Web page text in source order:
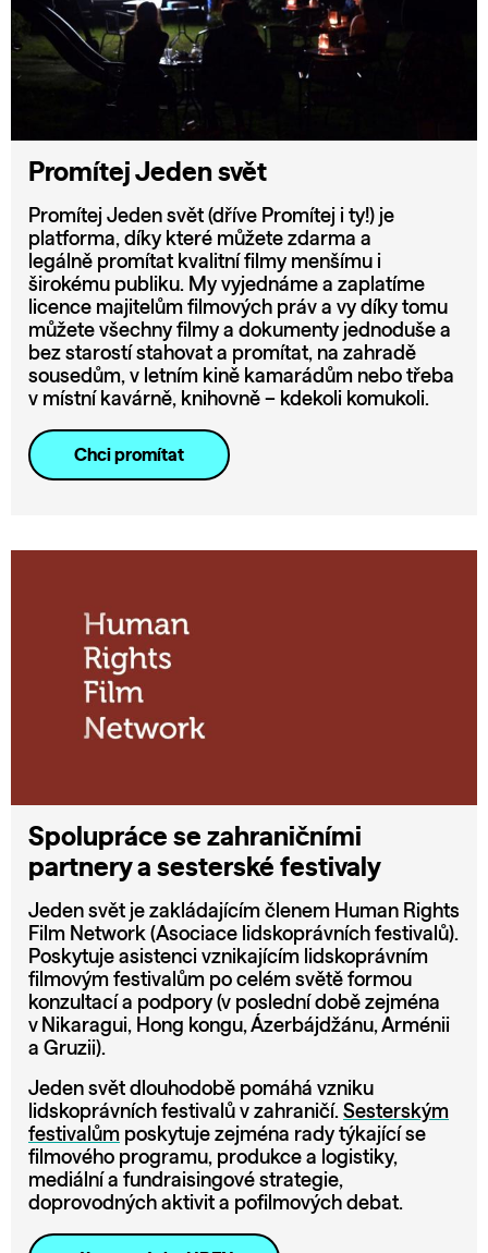
Promítej Jeden svět
Promítej Jeden svět (dříve Promítej i ty!) je
platforma, díky které můžete zdarma a
legálně promítat kvalitní filmy menšímu i
širokému publiku. My vyjednáme a zaplatíme
licence majitelům filmových práv a vy díky tomu
můžete všechny filmy a dokumenty jednoduše a
bez starostí stahovat a promítat, na zahradě
sousedům, v letním kině kamarádům nebo třeba
v místní kavárně, knihovně – kdekoli komukoli.
Chci promítat
Spolupráce se zahraničními
partnery a sesterské festivaly
Jeden svět je zakládajícím členem Human Rights
Film Network (Asociace lidskoprávních festivalů).
Poskytuje asistenci vznikajícím lidskoprávním
filmovým festivalům po celém světě formou
konzultací a podpory (v poslední době zejména
v Nikaragui, Hong kongu, Ázerbájdžánu, Arménii
a Gruzii).
Jeden svět dlouhodobě pomáhá vzniku
lidskoprávních festivalů v zahraničí. Sesterským
festivalům poskytuje zejména rady týkající se
filmového programu, produkce a logistiky,
mediální a fundraisingové strategie,
doprovodných aktivit a pofilmových debat.